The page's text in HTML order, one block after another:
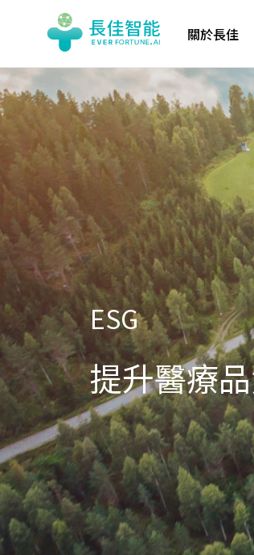
關於長佳
ESG
提升醫療